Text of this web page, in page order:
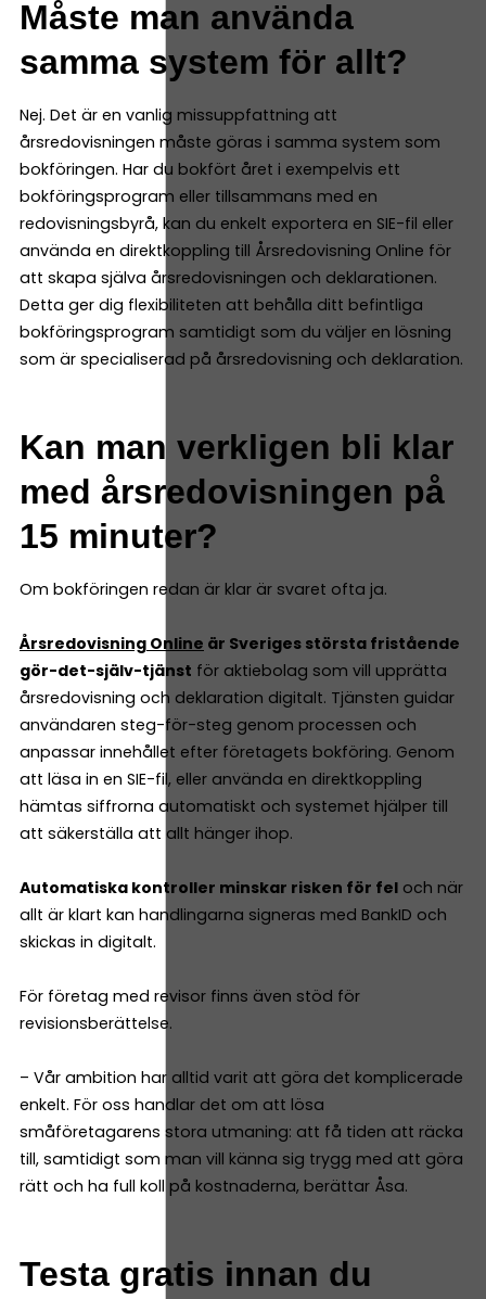
Måste man använda
samma system för allt?
Nej. Det är en vanlig missuppfattning att
årsredovisningen måste göras i samma system som
bokföringen. Har du bokfört året i exempelvis ett
bokföringsprogram eller tillsammans med en
redovisningsbyrå, kan du enkelt exportera en SIE-fil eller
använda en direktkoppling till Årsredovisning Online för
att skapa själva årsredovisningen och deklarationen.
Detta ger dig flexibiliteten att behålla ditt befintliga
bokföringsprogram samtidigt som du väljer en lösning
som är specialiserad på årsredovisning och deklaration.
Kan man verkligen bli klar
med årsredovisningen på
15 minuter?
Om bokföringen redan är klar är svaret ofta ja.
Årsredovisning Online är Sveriges största fristående
gör-det-själv-tjänst för aktiebolag som vill upprätta
årsredovisning och deklaration digitalt. Tjänsten guidar
användaren steg-för-steg genom processen och
anpassar innehållet efter företagets bokföring. Genom
att läsa in en SIE-fil, eller använda en direktkoppling
hämtas siffrorna automatiskt och systemet hjälper till
att säkerställa att allt hänger ihop.
Automatiska kontroller minskar risken för fel och när
allt är klart kan handlingarna signeras med BankID och
skickas in digitalt.
För företag med revisor finns även stöd för
revisionsberättelse.
– Vår ambition har alltid varit att göra det komplicerade
enkelt. För oss handlar det om att lösa
småföretagarens stora utmaning: att få tiden att räcka
till, samtidigt som man vill känna sig trygg med att göra
rätt och ha full koll på kostnaderna, berättar Åsa.
Testa gratis innan du